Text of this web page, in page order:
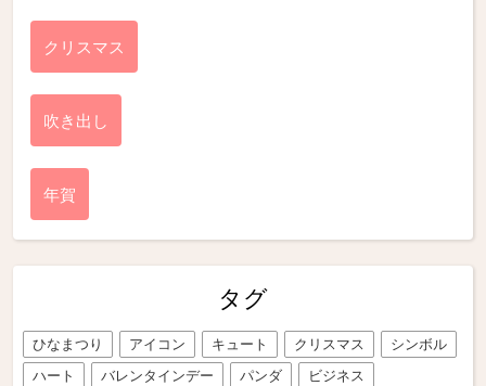
クリスマス
吹き出し
年賀
タグ
ひなまつり アイコン キュート クリスマス
シンボル
ハート
バレンタインデー パンダ
ビジネス